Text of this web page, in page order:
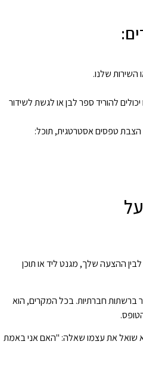
שלנו.
להוריד ספר לבן או לגשת לשידור
הצבת טפסים אסטרטגית, תוכל:
ההצעה שלך, מגנט ליד או תוכן
חברתיות. בכל המקרים, הוא
שואל את עצמו שאלה: "האם אני באמת